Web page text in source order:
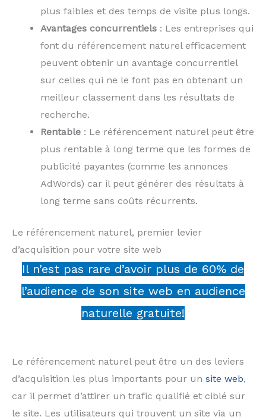
plus faibles et des temps de visite plus longs.
Avantages concurrentiels : Les entreprises qui
font du référencement naturel efficacement
peuvent obtenir un avantage concurrentiel
sur celles qui ne le font pas en obtenant un
meilleur classement dans les résultats de
recherche.
Rentable : Le référencement naturel peut être
plus rentable à long terme que les formes de
publicité payantes (comme les annonces
AdWords) car il peut générer des résultats à
long terme sans coûts récurrents.
Le référencement naturel, premier levier
d’acquisition pour votre site web
Il n’est pas rare d’avoir plus de 60% de
l’audience de son site web en audience
naturelle gratuite!
Le référencement naturel peut être un des leviers
d’acquisition les plus importants pour un site web,
car il permet d’attirer un trafic qualifié et ciblé sur
le site. Les utilisateurs qui trouvent un site via un